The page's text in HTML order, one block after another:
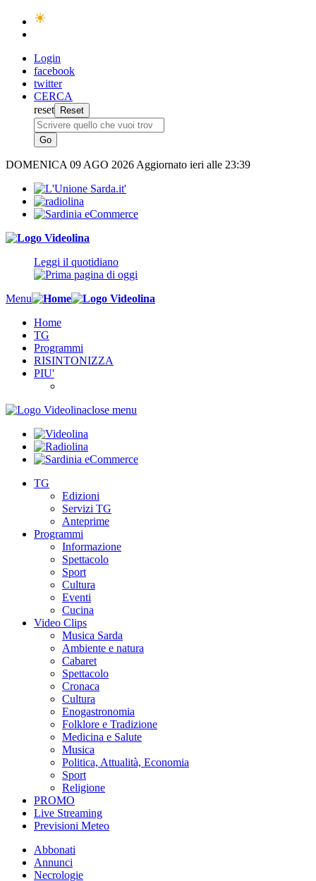
Login
facebook
twitter
CERCA
reset
DOMENICA 09 AGO 2026 Aggiornato ieri alle 23:39
Leggi il quotidiano
Menu
Home
TG
Programmi
RISINTONIZZA
PIU'
close menu
TG
Edizioni
Servizi TG
Anteprime
Programmi
Informazione
Spettacolo
Sport
Cultura
Eventi
Cucina
Video Clips
Musica Sarda
Ambiente e natura
Cabaret
Spettacolo
Cronaca
Cultura
Enogastronomia
Folklore e Tradizione
Medicina e Salute
Musica
Politica, Attualità, Economia
Sport
Religione
PROMO
Live Streaming
Previsioni Meteo
Abbonati
Annunci
Necrologie